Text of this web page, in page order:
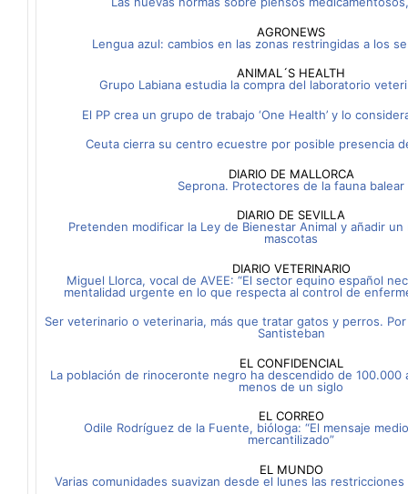
AGRONEWS
Lengua azul: cambios en las zonas restringidas a los
ANIMAL´S HEALTH
Grupo Labiana estudia la compra del laboratorio
El PP crea un grupo de trabajo ‘One Health’ y lo
Ceuta cierra su centro ecuestre por posible presencia
DIARIO DE MALLORCA
Seprona. Protectores de la fauna balear
DIARIO DE SEVILLA
Pretenden modificar la Ley de Bienestar Animal y añadir un
mascotas
DIARIO VETERINARIO
Miguel Llorca, vocal de AVEE: “El sector equino español
mentalidad urgente en lo que respecta al control de
Ser veterinario o veterinaria, más que tratar gatos y perros.
Santisteban
EL CONFIDENCIAL
La población de rinoceronte negro ha descendido de 100.000
menos de un siglo
EL CORREO
Odile Rodríguez de la Fuente, bióloga: “El mensaje
mercantilizado”
EL MUNDO
Varias comunidades suavizan desde el lunes las